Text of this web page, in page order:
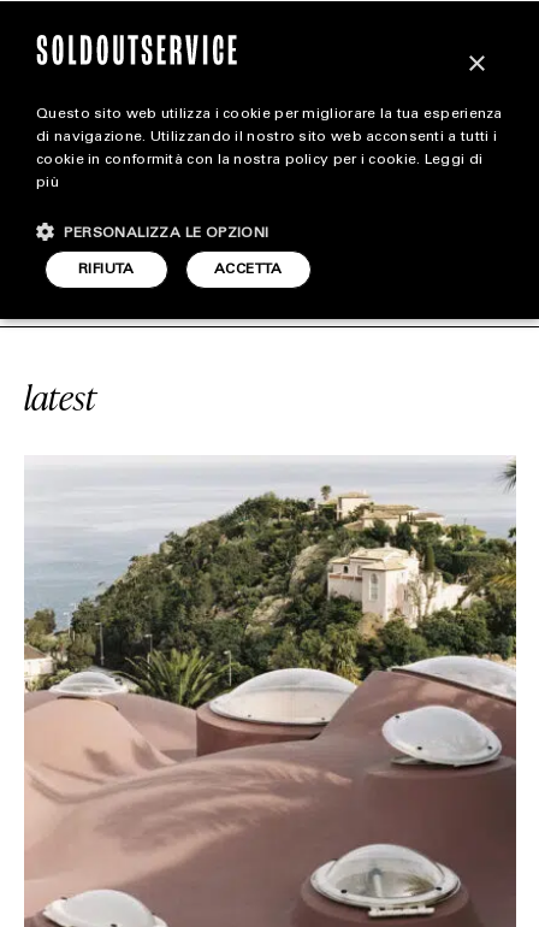
magazine
STYLE
FOOTWEAR
#PIERRE CARDIN
latest
×
Questo sito web utilizza i cookie per migliorare la tua esperienza
di navigazione. Utilizzando il nostro sito web acconsenti a tutti i
cookie in conformità con la nostra policy per i cookie. Leggi di
più
ACCETTA
RIFIUTA
PERSONALIZZA LE OPZIONI